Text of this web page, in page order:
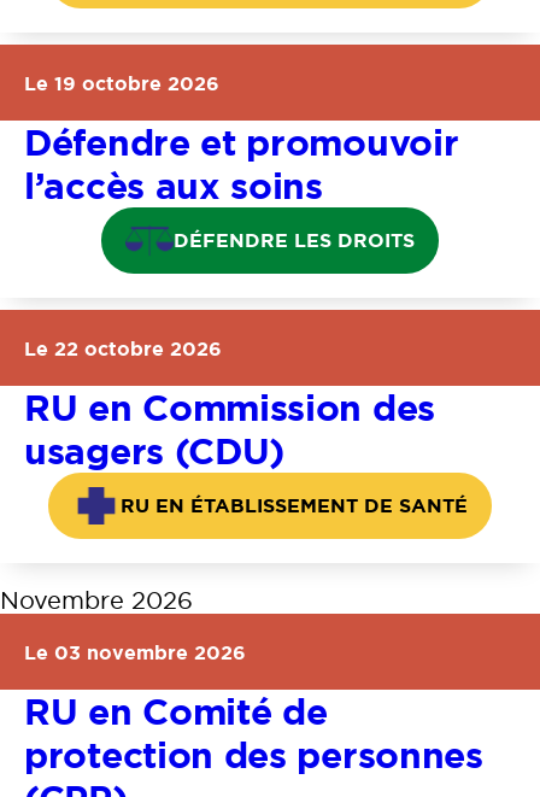
Le 19 octobre 2026
Défendre et promouvoir
l’accès aux soins
DÉFENDRE LES DROITS
Le 22 octobre 2026
RU en Commission des
usagers (CDU)
RU EN ÉTABLISSEMENT DE SANTÉ
Novembre 2026
Le 03 novembre 2026
RU en Comité de
protection des personnes